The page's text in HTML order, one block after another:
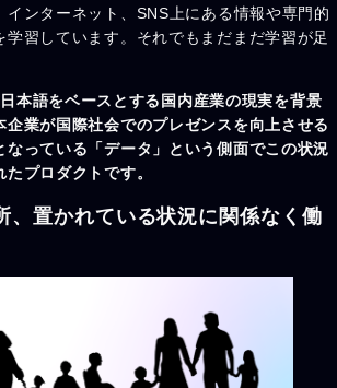
インターネット、SNS上にある情報や専門的
学習しています。それでもまだまだ学習が足
本語をベースとする国内産業の現実を背景
企業が国際社会でのプレゼンスを向上させる
なっている「データ」という側面でこの状況
プロダクトです。
、置かれている状況に関係なく働